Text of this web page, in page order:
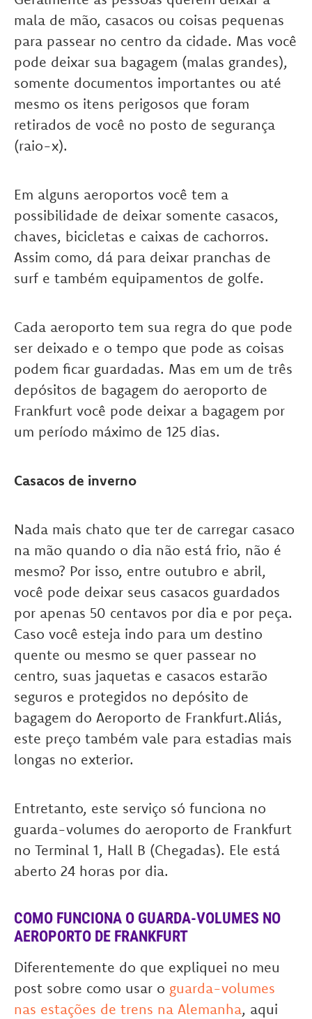
mala de mão, casacos ou coisas pequenas
para passear no centro da cidade. Mas você
pode deixar sua bagagem (malas grandes),
somente documentos importantes ou até
mesmo os itens perigosos que foram
retirados de você no posto de segurança
(raio-x).
Em alguns aeroportos você tem a
possibilidade de deixar somente casacos,
chaves, bicicletas e caixas de cachorros.
Assim como, dá para deixar pranchas de
surf e também equipamentos de golfe.
Cada aeroporto tem sua regra do que pode
ser deixado e o tempo que pode as coisas
podem ficar guardadas. Mas em um de três
depósitos de bagagem do aeroporto de
Frankfurt você pode deixar a bagagem por
um período máximo de 125 dias.
Casacos de inverno
Nada mais chato que ter de carregar casaco
na mão quando o dia não está frio, não é
mesmo? Por isso, entre outubro e abril,
você pode deixar seus casacos guardados
por apenas 50 centavos por dia e por peça.
Caso você esteja indo para um destino
quente ou mesmo se quer passear no
centro, suas jaquetas e casacos estarão
seguros e protegidos no depósito de
bagagem do Aeroporto de Frankfurt.Aliás,
este preço também vale para estadias mais
longas no exterior.
Entretanto, este serviço só funciona no
guarda-volumes do aeroporto de Frankfurt
no Terminal 1, Hall B (Chegadas). Ele está
aberto 24 horas por dia.
COMO FUNCIONA O GUARDA-VOLUMES NO
AEROPORTO DE FRANKFURT
Diferentemente do que expliquei no meu
post sobre como usar o guarda-volumes
nas estações de trens na Alemanha, aqui